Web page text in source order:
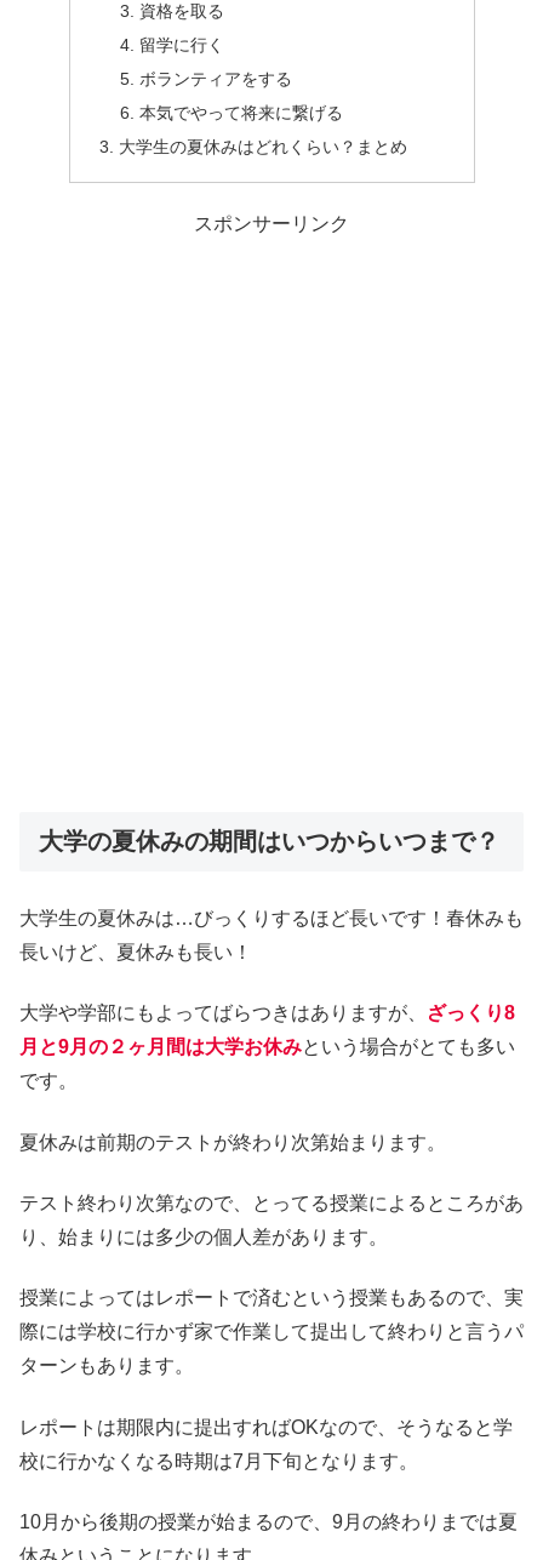
資格を取る
留学に行く
ボランティアをする
本気でやって将来に繋げる
大学生の夏休みはどれくらい？まとめ
スポンサーリンク
大学の夏休みの期間はいつからいつまで？
大学生の夏休みは…びっくりするほど長いです！春休みも
長いけど、夏休みも長い！
大学や学部にもよってばらつきはありますが、
ざっくり8
月と9月の２ヶ月間は大学お休みという場合がとても多い
です。
夏休みは前期のテストが終わり次第始まります。
テスト終わり次第なので、とってる授業によるところがあ
り、始まりには多少の個人差があります。
授業によってはレポートで済むという授業もあるので、実
際には学校に行かず家で作業して提出して終わりと言うパ
ターンもあります。
レポートは期限内に提出すればOKなので、そうなると学
校に行かなくなる時期は7月下旬となります。
10月から後期の授業が始まるので、9月の終わりまでは夏
休みということになります。